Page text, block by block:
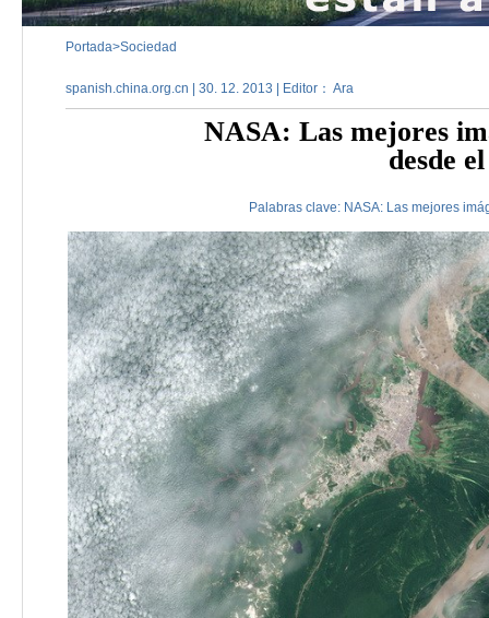
Portada>Sociedad
spanish.china.org.cn | 30. 12. 2013 | Editor： Ara
NASA: Las mejores
desde
Palabras clave: NASA: Las mejores